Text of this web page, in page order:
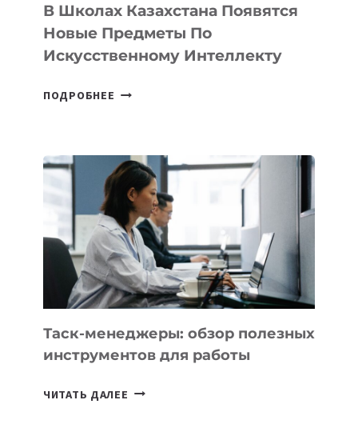
ТЕХНОЛОГИЧЕСКИХ
В Школах Казахстана Появятся
Новые Предметы По
Искусственному Интеллекту
ПОДРОБНЕЕ
НОВЫЕ
ПРЕДМЕТЫ
ПО
ИСКУССТВЕННОМУ
ИНТЕЛЛЕКТУ
Таск-менеджеры: обзор полезных
инструментов для работы
ЧИТАТЬ ДАЛЕЕ ТАСК-